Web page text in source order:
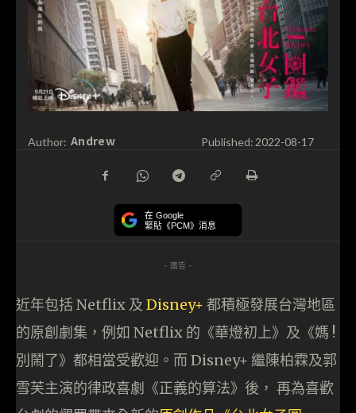
Author: Andrew Published: 2022-08-17
在 Google
緊貼《PCM》消息
- 廣告 -
近年包括 Netflix 及 Disney+ 都積極發展台灣地區
的原創劇集，例如 Netflix 的《華燈初上》及《媽 !
別鬧了》都相當受歡迎。而 Disney+ 繼陳柏霖及郭
雪芙主演的律政喜劇《正義的算法》後， 再為喜歡